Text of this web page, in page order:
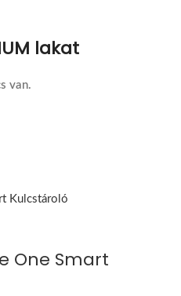
lakat
van.
One Smart